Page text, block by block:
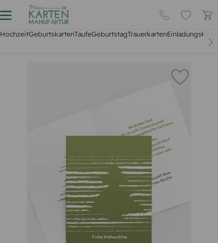
HochzeitGeburtskartenTaufeGeburtstagTrauerkarten